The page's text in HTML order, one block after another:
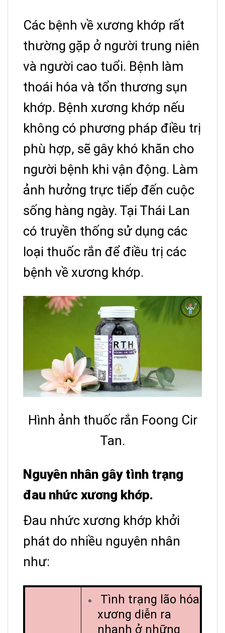
Các bệnh về xương khớp rất
thường gặp ở người trung niên
và người cao tuổi. Bệnh làm
thoái hóa và tổn thương sụn
khớp. Bệnh xương khớp nếu
không có phương pháp điều trị
phù hợp, sẽ gây khó khăn cho
người bệnh khi vận động. Làm
ảnh hưởng trực tiếp đến cuộc
sống hàng ngày. Tại Thái Lan
có truyền thống sử dụng các
loại thuốc rắn để điều trị các
bệnh về xương khớp.
Hình ảnh thuốc rắn Foong Cir
Tan.
Nguyên nhân gây tình trạng
đau nhức xương khớp.
Đau nhức xương khớp khởi
phát do nhiều nguyên nhân
như:
Tình trạng lão hóa
xương diễn ra
nhanh ở những